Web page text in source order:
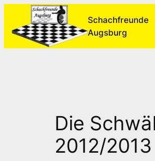
springen
Schachfreunde
Augsburg
Die
2012/